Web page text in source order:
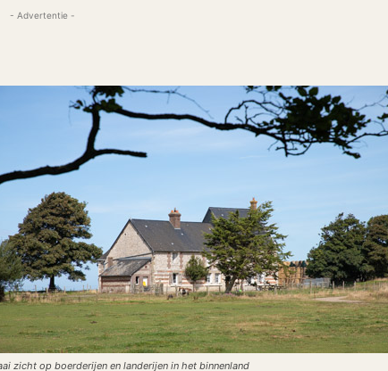
- Advertentie -
zicht op boerderijen en landerijen in het binnenland